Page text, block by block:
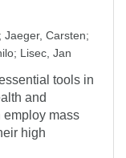
; Jaeger, Carsten;
; Lisec, Jan
tools in
and
employ mass
high